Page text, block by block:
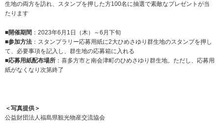
生地の両方を訪れ、スタンプを押した方100名に抽選で素敵なプレゼントが当
たります
■開催期間 ：2023年6月1日（木）～6月下旬
■参加方法 ：スタンプラリー応募用紙に2大ひめさゆり群生地のスタンプを押し
て、必要事項を記入し、群生地の応募箱に入れる
■応募用紙配布場所 ：喜多方市と南会津町のひめさゆり群生地。ただし、応募用
紙がなくなり次第終了
＜写真提供＞
公益財団法人福島県観光物産交流協会